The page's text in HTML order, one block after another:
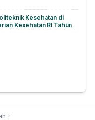
Kesehatan di
Kesehatan RI Tahun
-